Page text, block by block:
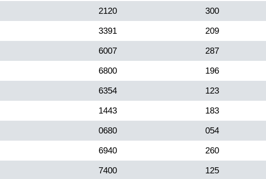
2120 300
3391 209
6007 287
6800 196
6354 123
1443 183
0680 054
6940 260
7400 125